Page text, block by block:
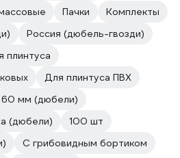
Пачки
Комплекты
Россия (дюбель-гвозди)
плинтуса
Для плинтуса ПВХ
60 мм (дюбели)
(дюбели)
100 шт
С грибовидным бортиком